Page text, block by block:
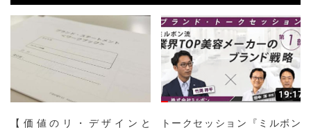
【価値のリ・デザインと
トークセッション『ミルボン